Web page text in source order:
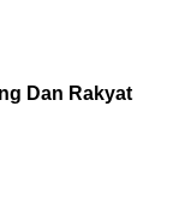
Dan Rakyat